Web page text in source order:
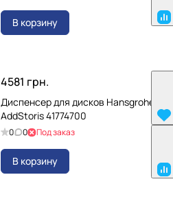
В корзину
4581 грн.
Диспенсер для дисков Hansgrohe
AddStoris 41774700
0 0 Под заказ
В корзину